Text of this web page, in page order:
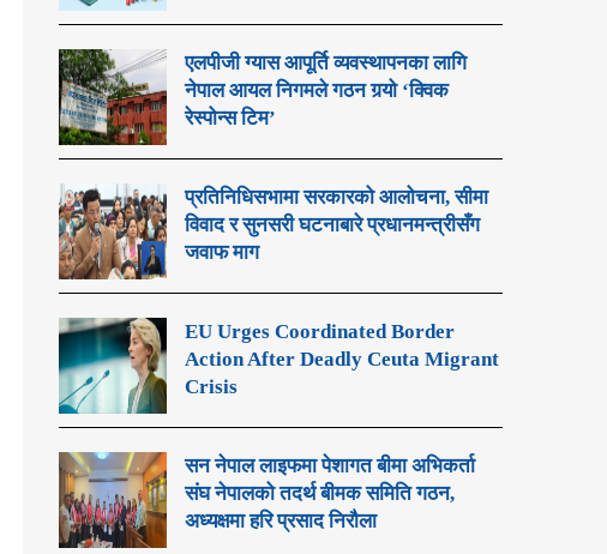
एलपीजी ग्यास आपूर्ति व्यवस्थापनका लागि
नेपाल आयल निगमले गठन गर्‍यो ‘क्विक
रेस्पोन्स टिम’
प्रतिनिधिसभामा सरकारको आलोचना, सीमा
विवाद र सुनसरी घटनाबारे प्रधानमन्त्रीसँग
जवाफ माग
EU Urges Coordinated Border
Action After Deadly Ceuta Migrant
Crisis
सन नेपाल लाइफमा पेशागत बीमा अभिकर्ता
संघ नेपालको तदर्थ बीमक समिति गठन,
अध्यक्षमा हरि प्रसाद निरौला